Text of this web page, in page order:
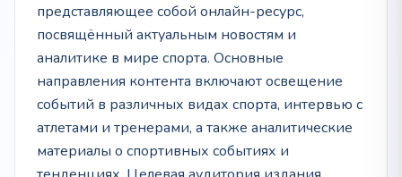
представляющее собой онлайн-ресурс,
посвящённый актуальным новостям и
аналитике в мире спорта. Основные
направления контента включают освещение
событий в различных видах спорта, интервью с
атлетами и тренерами, а также аналитические
материалы о спортивных событиях и